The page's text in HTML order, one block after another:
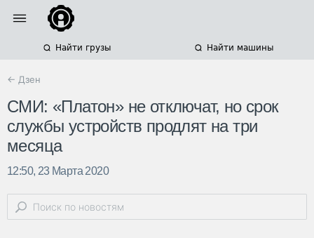
Найти грузы Найти машины
← Дзен
СМИ: «Платон» не отключат, но срок
службы устройств продлят на три
месяца
12:50, 23 Марта 2020